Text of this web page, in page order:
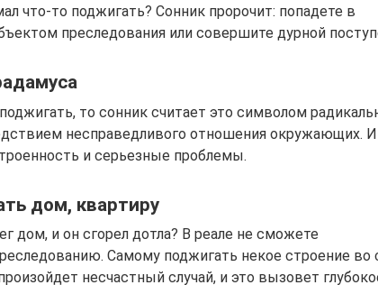
что-то поджигать? Сонник пророчит: попадете в
преследования или совершите дурной
то сонник считает это символом
несправедливого отношения окружающих. И
и серьезные проблемы.
дом, квартиру
дом, и он сгорел дотла? В реале не сможете
Самому поджигать некое строение во
несчастный случай, и это вызовет